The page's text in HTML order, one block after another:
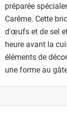
préparée
Carême. Cette
d'œufs et de sel
heure avant la
éléments de
une forme au